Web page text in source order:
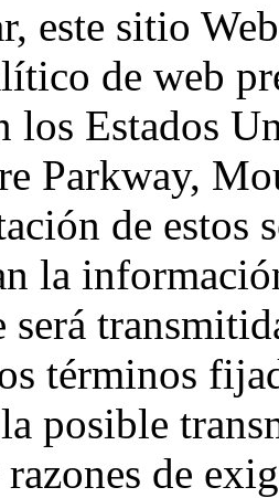
este sitio
de web
Estados
Parkway,
de
la
será
términos
posible
de